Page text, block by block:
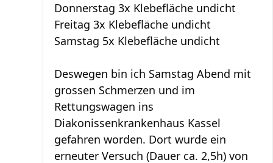
Donnerstag 3x Klebefläche undicht
Freitag 3x Klebefläche undicht
Samstag 5x Klebefläche undicht
Deswegen bin ich Samstag Abend mit
grossen Schmerzen und im
Rettungswagen ins
Diakonissenkrankenhaus Kassel
gefahren worden. Dort wurde ein
erneuter Versuch (Dauer ca. 2,5h) von